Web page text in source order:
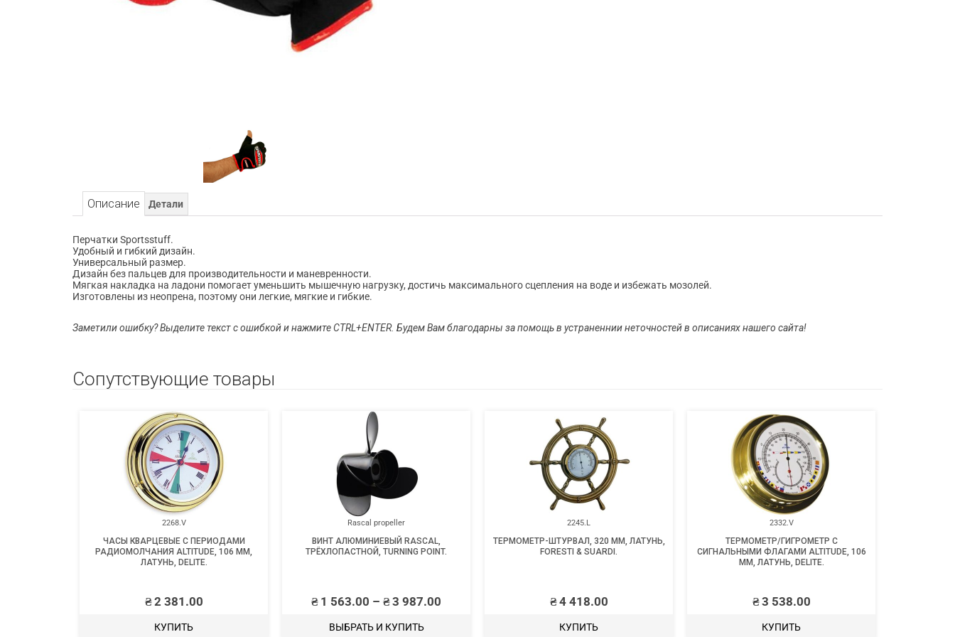
Описание Детали
Перчатки Sportsstuff.
Удобный и гибкий дизайн.
Универсальный размер.
Дизайн без пальцев для производительности и маневренности.
Мягкая накладка на ладони помогает уменьшить мышечную нагрузку, достичь максимального сцепления на воде и избежать мозолей.
Изготовлены из неопрена, поэтому они легкие, мягкие и гибкие.
Заметили ошибку? Выделите текст с ошибкой и нажмите CTRL+ENTER. Будем Вам благодарны за помощь в устраненнии неточностей в описаниях нашего сайта!
Сопутствующие товары
2268.V
ЧАСЫ КВАРЦЕВЫЕ С ПЕРИОДАМИ
РАДИОМОЛЧАНИЯ ALTITUDE, 106 ММ,
ЛАТУНЬ, DELITE.
₴2 381.00
КУПИТЬ
Rascal propeller
ВИНТ АЛЮМИНИЕВЫЙ RASCAL,
ТРЁХЛОПАСТНОЙ, TURNING POINT.
₴1 563.00 – ₴3 987.00
ВЫБРАТЬ И КУПИТЬ
2245.L
ТЕРМОМЕТР-ШТУРВАЛ, 320 ММ, ЛАТУНЬ,
FORESTI & SUARDI.
₴4 418.00
КУПИТЬ
2332.V
ТЕРМОМЕТР/ГИГРОМЕТР С
СИГНАЛЬНЫМИ ФЛАГАМИ ALTITUDE, 106
ММ, ЛАТУНЬ, DELITE.
₴3 538.00
КУПИТЬ